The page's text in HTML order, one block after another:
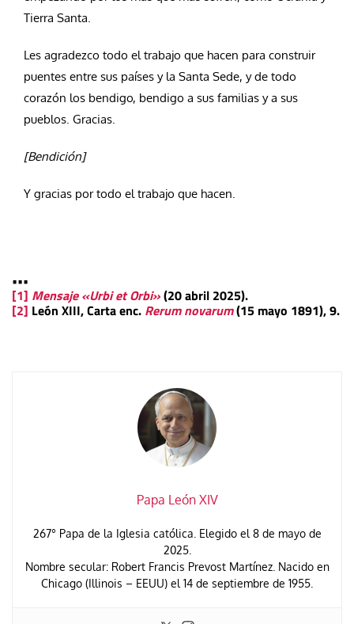
Tierra Santa.
Les agradezco todo el trabajo que hacen para construir
puentes entre sus países y la Santa Sede, y de todo
corazón los bendigo, bendigo a sus familias y a sus
pueblos. Gracias.
[Bendición]
Y gracias por todo el trabajo que hacen.
•••
[1] Mensaje «Urbi et Orbi»(20 abril 2025).
[2] León XIII, Carta enc. Rerum novarum(15 mayo 1891), 9.
Papa León XIV
267° Papa de la Iglesia católica. Elegido el 8 de mayo de
2025.
Nombre secular: Robert Francis Prevost Martínez. Nacido en
Chicago (Illinois – EEUU) el 14 de septiembre de 1955.